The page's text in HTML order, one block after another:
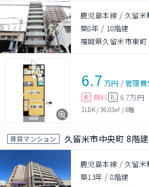
鹿児島本線 / 久留米
築8年 / 10階建
福岡県久留米市東町
6.7 万円 /管理費
敷 無料 礼 6.7万円
1LDK/36.03㎡ /8階
賃貸マンション 久留米市中央町 8階
鹿児島本線 / 久留米
築13年 /8階建